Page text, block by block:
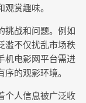
赏趣味。
挑战和问题。例如
滥不仅扰乱市场秩
机电影网平台需进
的观影环境。
个人信息被广泛收